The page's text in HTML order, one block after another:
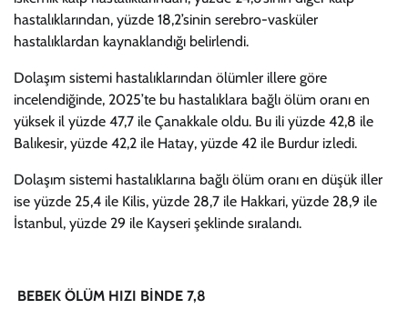
hastalıklarından, yüzde 18,2’sinin serebro-vasküler
hastalıklardan kaynaklandığı belirlendi.
Dolaşım sistemi hastalıklarından ölümler illere göre
incelendiğinde, 2025’te bu hastalıklara bağlı ölüm oranı en
yüksek il yüzde 47,7 ile Çanakkale oldu. Bu ili yüzde 42,8 ile
Balıkesir, yüzde 42,2 ile Hatay, yüzde 42 ile Burdur izledi.
Dolaşım sistemi hastalıklarına bağlı ölüm oranı en düşük iller
ise yüzde 25,4 ile Kilis, yüzde 28,7 ile Hakkari, yüzde 28,9 ile
İstanbul, yüzde 29 ile Kayseri şeklinde sıralandı.
BEBEK ÖLÜM HIZI BİNDE 7,8